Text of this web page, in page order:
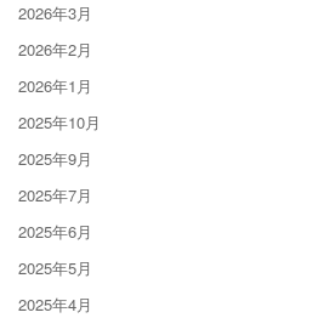
2026年3月
2026年2月
2026年1月
2025年10月
2025年9月
2025年7月
2025年6月
2025年5月
2025年4月